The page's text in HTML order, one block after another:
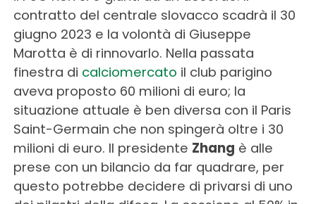
contratto del centrale slovacco scadrà il 30
giugno 2023 e la volontà di Giuseppe
Marotta è di rinnovarlo. Nella passata
finestra di calciomercato il club parigino
aveva proposto 60 milioni di euro; la
situazione attuale è ben diversa con il Paris
Saint-Germain che non spingerà oltre i 30
milioni di euro. Il presidente Zhang è alle
prese con un bilancio da far quadrare, per
questo potrebbe decidere di privarsi di uno